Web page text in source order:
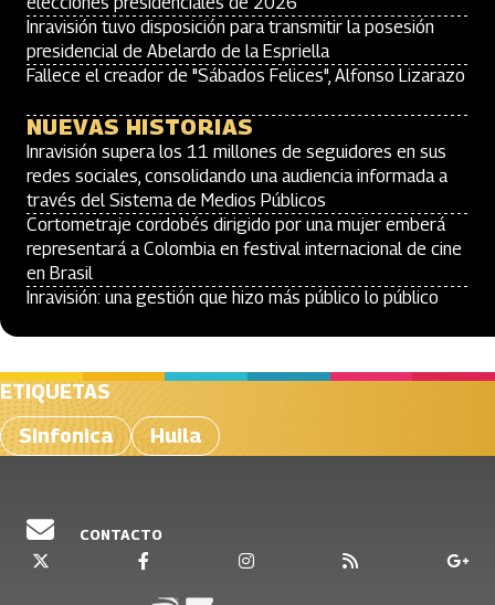
Inravisión tuvo disposición para transmitir la posesión
presidencial de Abelardo de la Espriella
Fallece el creador de "Sábados Felices", Alfonso Lizarazo
NUEVAS HISTORIAS
Inravisión supera los 11 millones de seguidores en sus
redes sociales, consolidando una audiencia informada a
través del Sistema de Medios Públicos
Cortometraje cordobés dirigido por una mujer emberá
representará a Colombia en festival internacional de cine
en Brasil
Inravisión: una gestión que hizo más público lo público
ETIQUETAS
Sinfonica
Huila
CONTACTO